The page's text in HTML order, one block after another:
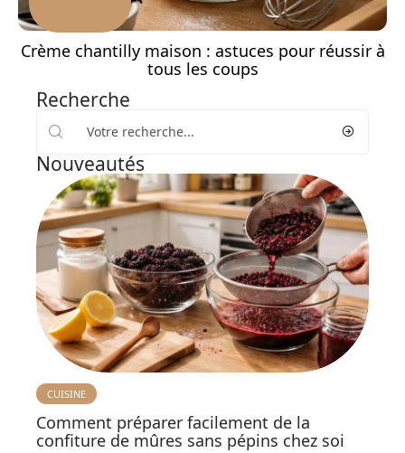
Crème chantilly maison : astuces pour réussir à
tous les coups
Recherche
Nouveautés
CUISINE
Comment préparer facilement de la
confiture de mûres sans pépins chez soi